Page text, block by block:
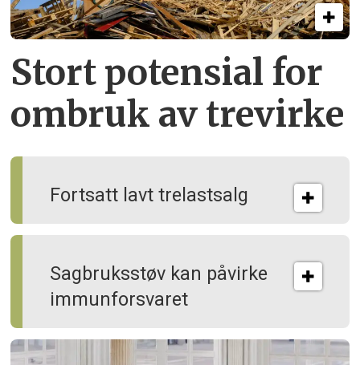
Stort potensial for
ombruk av tre­virke
Fortsatt lavt trelastsalg
Sagbruksstøv kan på­virke
immun­forsvaret